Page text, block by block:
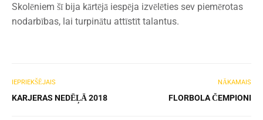
Skolēniem šī bija kārtējā iespēja izvēlēties sev piemērotas
nodarbības, lai turpinātu attīstīt talantus.
IEPRIEKŠĒJAIS
KARJERAS NEDĒĻĀ 2018
NĀKAMAIS
FLORBOLA ČEMPIONI